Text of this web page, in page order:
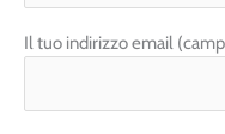
Il tuo indirizzo email